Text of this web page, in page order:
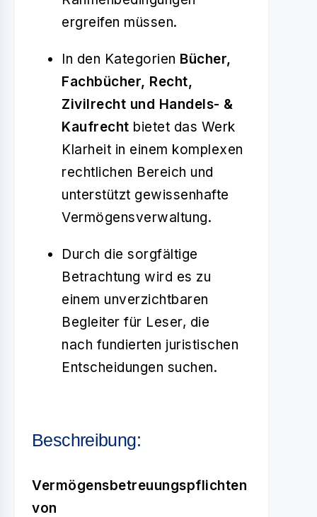
ergreifen müssen.
In den Kategorien Bücher,
Fachbücher, Recht,
Zivilrecht und Handels- &
Kaufrecht bietet das Werk
Klarheit in einem komplexen
rechtlichen Bereich und
unterstützt gewissenhafte
Vermögensverwaltung.
Durch die sorgfältige
Betrachtung wird es zu
einem unverzichtbaren
Begleiter für Leser, die
nach fundierten juris­tischen
Entscheidungen suchen.
Beschreibung:
Vermögensbetreuungspflichten
von